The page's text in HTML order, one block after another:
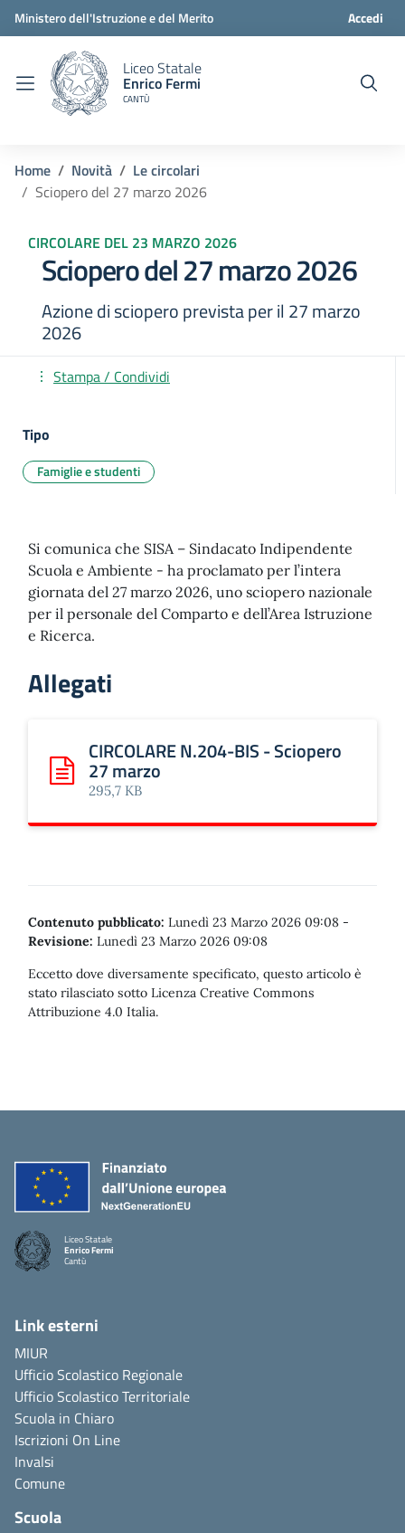
Ministero dell'Istruzione e del Merito Accedi
Liceo Statale
Enrico Fermi
CANTÙ
Home Novità
Le circolari
Sciopero del 27 marzo 2026
CIRCOLARE DEL 23 MARZO 2026
Sciopero del 27 marzo 2026
Azione di sciopero prevista per il 27 marzo
2026
Stampa / Condividi
Tipo
Famiglie e studenti
Si comunica che SISA – Sindacato Indipendente
Scuola e Ambiente - ha proclamato per l’intera
giornata del 27 marzo 2026, uno sciopero nazionale
per il personale del Comparto e dell’Area Istruzione
e Ricerca.
Allegati
Scarica: CIRCOLARE N.204-BIS - Sciopero 27 marzo
CIRCOLARE N.204-BIS - Sciopero
27 marzo
295,7 KB
Contenuto pubblicato: Lunedì 23 Marzo 2026 09:08 -
Revisione: Lunedì 23 Marzo 2026 09:08
Eccetto dove diversamente specificato, questo articolo è
stato rilasciato sotto Licenza Creative Commons
Attribuzione 4.0 Italia.
Liceo Statale
Enrico Fermi
Cantù
Link esterni
MIUR
Ufficio Scolastico Regionale
Ufficio Scolastico Territoriale
Scuola in Chiaro
Iscrizioni On Line
Invalsi
Comune
Scuola